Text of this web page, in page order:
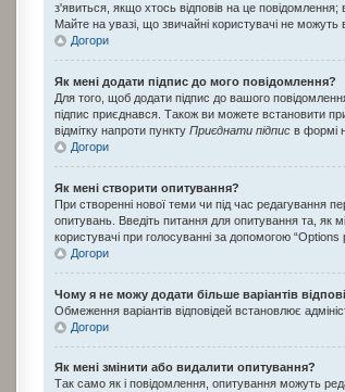
з'явиться, якщо хтось відповів на це
Майте на увазі, що звичайні користувачі не можуть
Догори
Як мені додати підпис до мого повідомлення?
Для того, щоб додати підпис до вашого
підпис приєднався. Також ви можете встановити
відмітку напроти пунктуПриєднати підпис в формі
Догори
Як мені створити опитування?
При створенні нової теми чи під час редагування
опитувань. Введіть питання для опитування та, як
користувачі при голосуванні за допомогою
Догори
Чому я не можу додати більше варіантів
Обмеження варіантів відповідей встановлює
Догори
Як мені змінити або видалити опитування?
Так само як і повідомлення, опитування можуть